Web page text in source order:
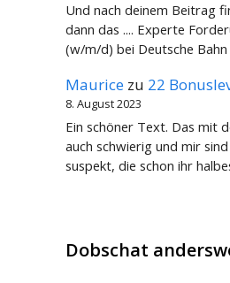
Und nach deinem Beitrag
dann das .... Experte
(w/m/d) bei Deutsche Bahn
Maurice zu 22
8. August 2023
Ein schöner Text. Das mit
auch schwierig und mir
suspekt, die schon ihr
Dobschat